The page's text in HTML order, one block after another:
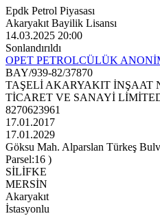
Epdk Petrol Piyasası
Akaryakıt Bayilik Lisansı
14.03.2025 20:00
Sonlandırıldı
OPET PETROLCÜLÜK
BAY/939-82/37870
TAŞELİ AKARYAKIT İNŞAAT
TİCARET VE SANAYİ
8270623961
17.01.2017
17.01.2029
Göksu Mah. Alparslan Türkeş
Parsel:16 )
SİLİFKE
MERSİN
Akaryakıt
İstasyonlu